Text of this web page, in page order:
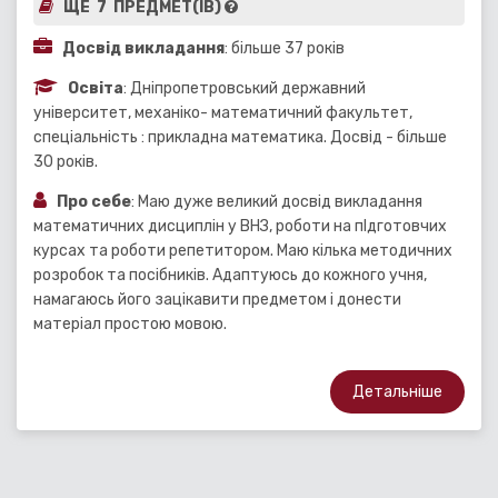
ЩЕ 7 ПРЕДМЕТ(ІВ)
Досвід викладання: більше 37 років
Освіта: Днiпропетровський державний
унiверситет, механiко- математичний факультет,
спецiальнiсть : прикладна математика. Досвід - більше
30 років.
Про себе: Маю дуже великий досвiд викладання
математичних дисциплiн у ВНЗ, роботи на пIдготовчих
курсах та роботи репетитором. Маю кiлька методичних
розробок та посiбникiв. Адаптуюсь до кожного учня,
намагаюсь його зацікавити предметом і донести
матеріал простою мовою.
Детальніше